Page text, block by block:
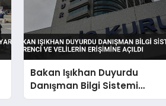
Bakan Işıkhan Duyurdu
Danışman Bilgi Sistemi
Öğrenci ve Velilerin Erişimine